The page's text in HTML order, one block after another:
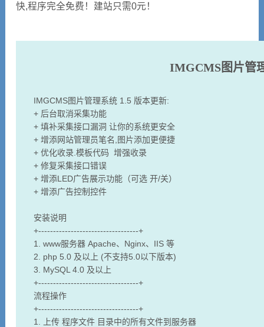
快,程序完全免费！建站只需0元！
IMGCMS图片管
IMGCMS图片管理系统 1.5 版本更新:
+ 后台取消采集功能
+ 填补采集接口漏洞 让你的系统更安全
+ 增添网站管理员笔名,图片添加更便捷
+ 优化收录.模板代码 增强收录
+ 修复采集接口错误
+ 增添LED广告展示功能（可选 开/关）
+ 增添广告控制控件
安装说明
+----------------------------------+
1. www服务器 Apache、Nginx、IIS 等
2. php 5.0 及以上 (不支持5.0以下版本)
3. MySQL 4.0 及以上
+----------------------------------+
流程操作
+----------------------------------+
1. 上传 程序文件 目录中的所有文件到服务器